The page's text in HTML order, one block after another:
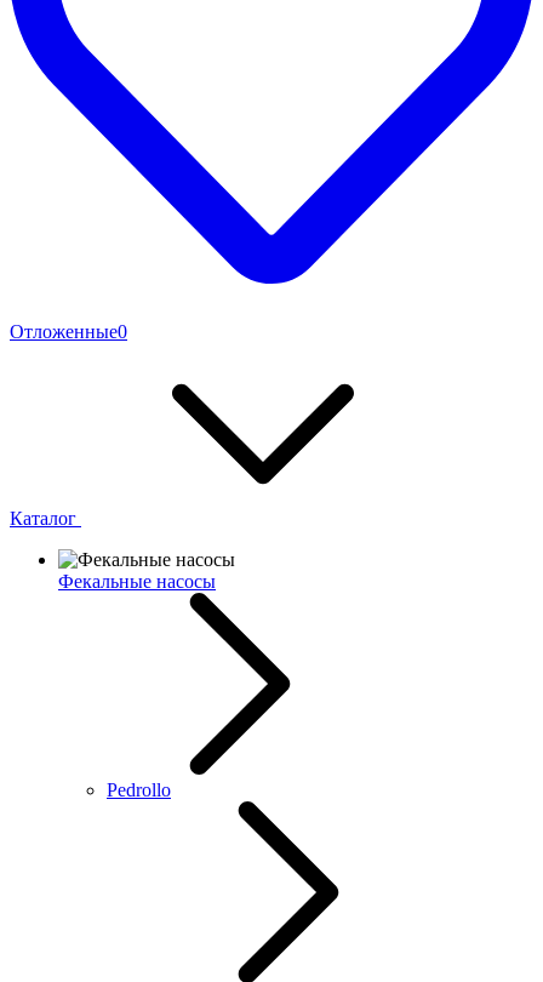
Отложенные0
Каталог
Фекальные насосы
Pedrollo